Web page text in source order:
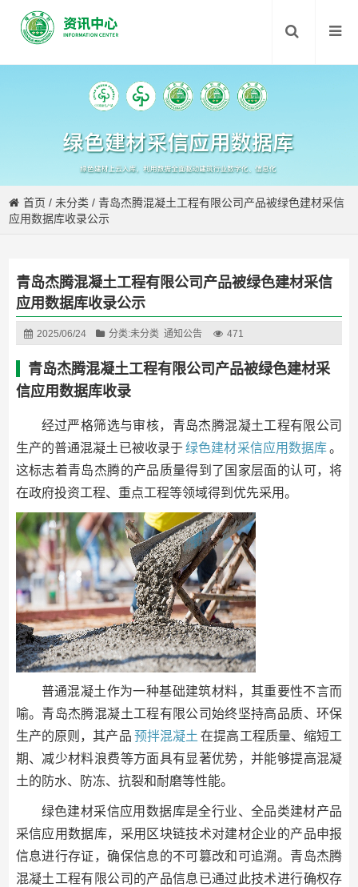
首页 /未分类 /青岛杰腾混凝土工程有限公司产品被绿色建材采信
应用数据库收录公示
青岛杰腾混凝土工程有限公司产品被绿色建材采信
应用数据库收录公示
2025/06/24 分类:未分类 通知公告 471
青岛杰腾混凝土工程有限公司产品被绿色建材采
信应用数据库收录
经过严格筛选与审核，青岛杰腾混凝土工程有限公司
生产的普通混凝土已被收录于绿色建材采信应用数据库。
这标志着青岛杰腾的产品质量得到了国家层面的认可，将
在政府投资工程、重点工程等领域得到优先采用。
普通混凝土作为一种基础建筑材料，其重要性不言而
喻。青岛杰腾混凝土工程有限公司始终坚持高品质、环保
生产的原则，其产品 预拌混凝土 在提高工程质量、缩短工
期、减少材料浪费等方面具有显著优势，并能够提高混凝
土的防水、防冻、抗裂和耐磨等性能。
绿色建材采信应用数据库是全行业、全品类建材产品
采信应用数据库，采用区块链技术对建材企业的产品申报
信息进行存证，确保信息的不可篡改和可追溯。青岛杰腾
混凝土工程有限公司的产品信息已通过此技术进行确权存